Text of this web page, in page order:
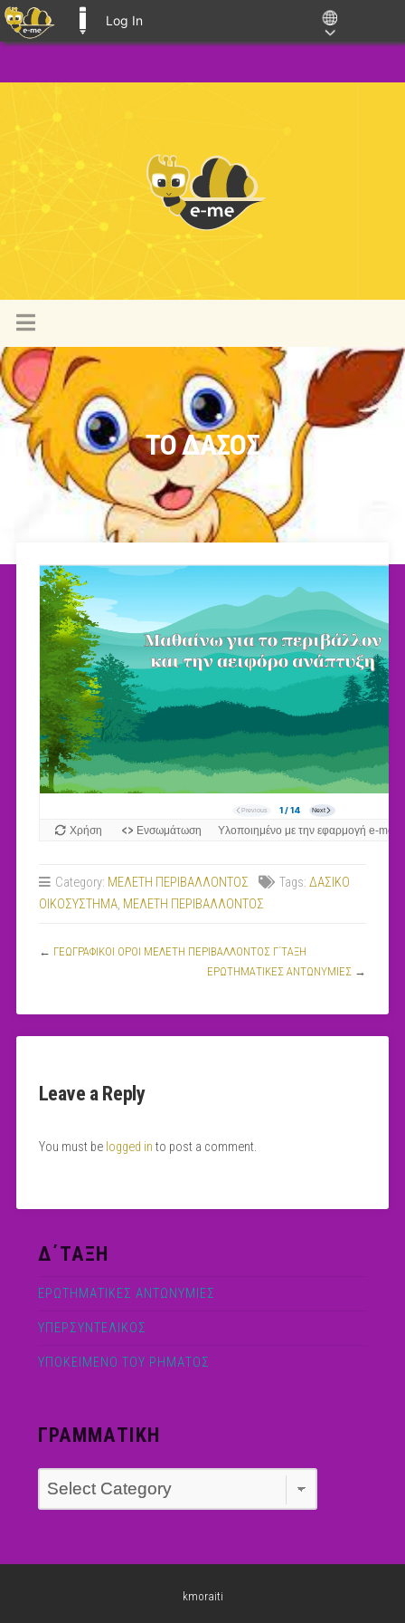
Log In
ΤΟ ΔΑΣΟΣ
Category: MEΛΕΤΗ ΠΕΡΙΒΑΛΛΟΝΤΟΣ Tags: ΔΑΣΙΚΟ
ΟΙΚΟΣΥΣΤΗΜΑ, ΜΕΛΕΤΗ ΠΕΡΙΒΑΛΛΟΝΤΟΣ
← ΓΕΩΓΡΑΦΙΚΟΙ ΟΡΟΙ ΜΕΛΕΤΗ ΠΕΡΙΒΑΛΛΟΝΤΟΣ Γ΄ΤΑΞΗ
ΕΡΩΤΗΜΑΤΙΚΕΣ ΑΝΤΩΝΥΜΙΕΣ →
Leave a Reply
You must be logged in to post a comment.
Δ΄ΤΑΞΗ
ΕΡΩΤΗΜΑΤΙΚΕΣ ΑΝΤΩΝΥΜΙΕΣ
ΥΠΕΡΣΥΝΤΕΛΙΚΟΣ
ΥΠΟΚΕΙΜΕΝΟ ΤΟΥ ΡΗΜΑΤΟΣ
ΓΡΑΜΜΑΤΙΚΗ
kmoraiti